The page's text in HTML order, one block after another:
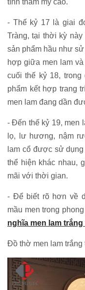
tính thẩm mỹ cao.
- Thế kỷ 17 là giai
Tràng, tại thời kỳ
sản phẩm hầu như
hợp giữa men lam
cuối thế kỷ 18,
phẩm kết hợp trang
men lam đang dần
- Đến thế kỷ 19, men
lọ, lư hương, nậm
lam cổ được sử
thể hiện khác nhau,
mãi với thời gian.
- Để biết rõ hơn về
mầu men trong
nghĩa men lam
Đồ thờ men lam trắng